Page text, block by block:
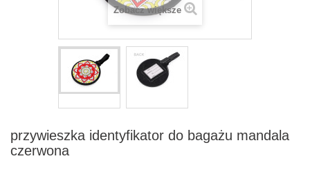
Zobacz większe
przywieszka identyfikator do bagażu mandala
czerwona